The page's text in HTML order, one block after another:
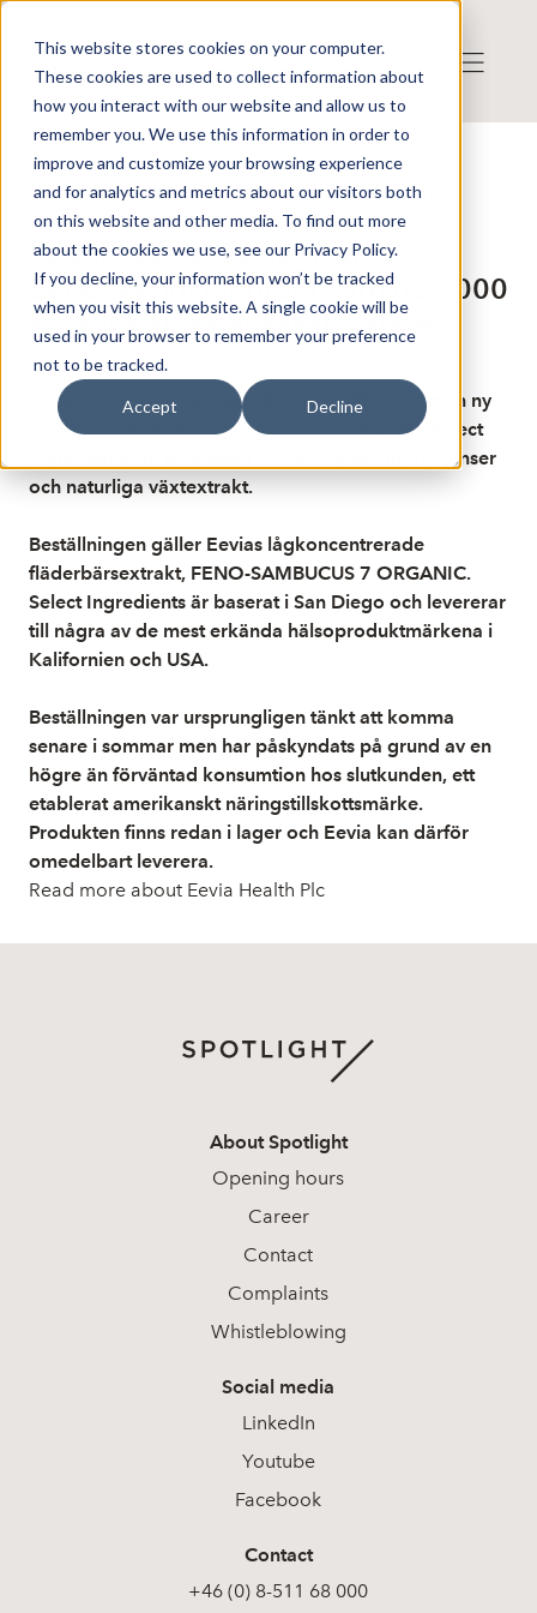
This website stores cookies on your computer.
These cookies are used to collect information about
how you interact with our website and allow us to
remember you. We use this information in order to
improve and customize your browsing experience
and for analytics and metrics about our visitors both
on this website and other media. To find out more
about the cookies we use, see our Privacy Policy.
If you decline, your information won’t be tracked
when you visit this website. A single cookie will be
used in your browser to remember your preference
not to be tracked.
Accept Decline
Published: 5/7/2025 7:57:54 AM
This is a news from the Finwire news agencyDisclaimer
Finwire about Eevia Health Plc:
Eevia Health får order värd 638 000
kronor från amerikansk partner
Finska växtextraktbolaget Eevia Health har fått en ny
order värd 638 000 kronor från amerikanska Select
Ingredients, en leverantör av ekologiska ingredienser
och naturliga växtextrakt.
Beställningen gäller Eevias lågkoncentrerade
fläderbärsextrakt, FENO-SAMBUCUS 7 ORGANIC.
Select Ingredients är baserat i San Diego och levererar
till några av de mest erkända hälsoproduktmärkena i
Kalifornien och USA.
Beställningen var ursprungligen tänkt att komma
senare i sommar men har påskyndats på grund av en
högre än förväntad konsumtion hos slutkunden, ett
etablerat amerikanskt näringstillskottsmärke.
Produkten finns redan i lager och Eevia kan därför
omedelbart leverera.
Read more about Eevia Health Plc
About Spotlight
Opening hours
Career
Contact
Complaints
Whistleblowing
Social media
LinkedIn
Youtube
Facebook
Contact
+46 (0) 8-511 68 000